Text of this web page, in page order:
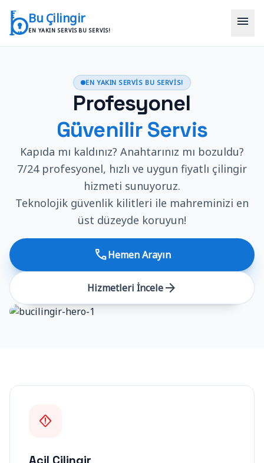
Bu Çilingir
EN YAKIN SERVIS BU SERVIS!
menu
EN YAKIN SERVIS BU SERVIS!
Profesyonel
Güvenilir Servis
Kapıda mı kaldınız? Anahtarınız mı bozuldu?
7/24 profesyonel, hızlı ve uygun fiyatlı çilingir
hizmeti sunuyoruz.
Teknolojik güvenlik kilitleri ile mahreminizi en
üst düzeyde koruyun!
callHemen Arayın
Hizmetleri İncelearrow_forward
verified Profesyonel Markalar
Philips EasyKey – Emaks Prime – Mul-t-lock
emergency_home